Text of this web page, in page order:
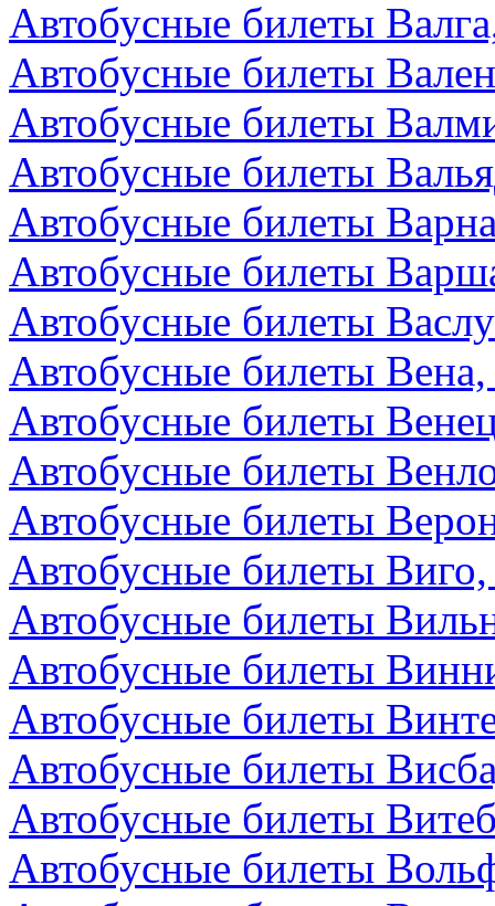
Автобусные билеты
Автобусные билеты
Автобусные билеты
Автобусные билеты
Автобусные билеты
Автобусные билеты
Автобусные билеты
Автобусные билеты
Автобусные билеты
Автобусные билеты
Автобусные билеты
Автобусные билеты
Автобусные билеты
Автобусные билеты
Автобусные билеты
Автобусные билеты
Автобусные билеты
Автобусные билеты